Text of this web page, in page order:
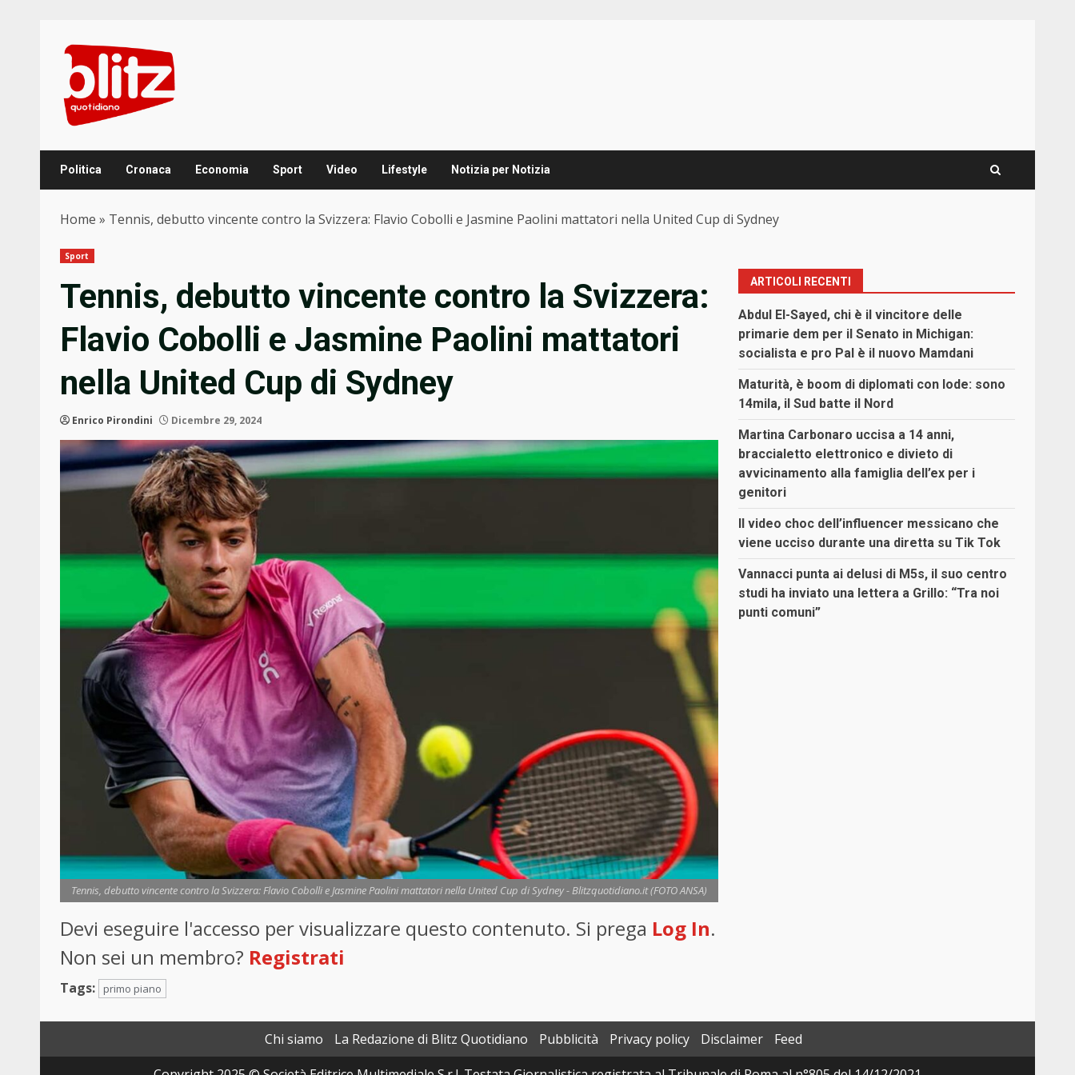
content
Politica Cronaca Economia Sport Video Lifestyle Notizia per Notizia
Home » Tennis, debutto vincente contro la Svizzera: Flavio Cobolli e Jasmine Paolini mattatori nella United Cup di Sydney
Sport
Tennis, debutto vincente contro la Svizzera:
Flavio Cobolli e Jasmine Paolini mattatori
nella United Cup di Sydney
Enrico Pirondini Dicembre 29, 2024
Tennis, debutto vincente contro la Svizzera: Flavio Cobolli e Jasmine Paolini mattatori nella United Cup di Sydney - Blitzquotidiano.it (FOTO ANSA)
Devi eseguire l'accesso per visualizzare questo contenuto. Si prega Log In.
Non sei un membro? Registrati
Tags: primo piano
ARTICOLI RECENTI
Abdul El-Sayed, chi è il vincitore delle
primarie dem per il Senato in Michigan:
socialista e pro Pal è il nuovo Mamdani
Maturità, è boom di diplomati con lode: sono
14mila, il Sud batte il Nord
Martina Carbonaro uccisa a 14 anni,
braccialetto elettronico e divieto di
avvicinamento alla famiglia dell’ex per i
genitori
Il video choc dell’influencer messicano che
viene ucciso durante una diretta su Tik Tok
Vannacci punta ai delusi di M5s, il suo centro
studi ha inviato una lettera a Grillo: “Tra noi
punti comuni”
Chi siamo La Redazione di Blitz Quotidiano Pubblicità Privacy policy Disclaimer
Feed